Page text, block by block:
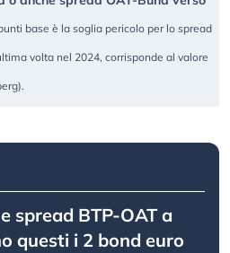
base è la soglia pericolo per lo spread
volta nel 2024, corrisponde al valore
spread BTP-OAT a
questi i 2 bond euro